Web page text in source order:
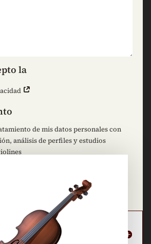
la
de mis datos personales con
análisis de perfiles y estudios
sobre la protección